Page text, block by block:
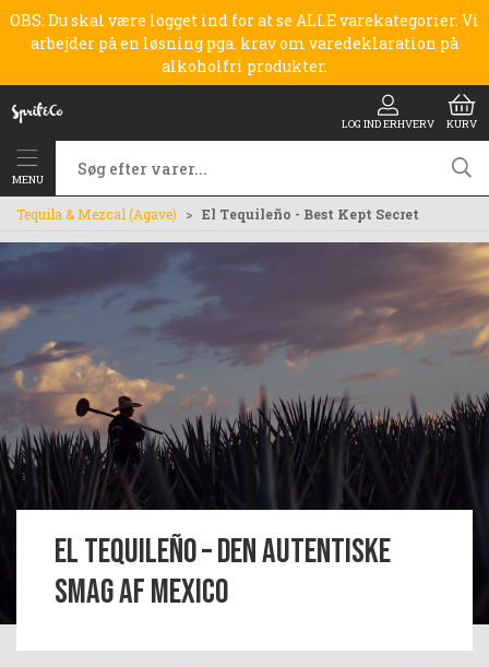
OBS: Du skal være logget ind for at se ALLE varekategorier. Vi
arbejder på en løsning pga. krav om varedeklaration på
alkoholfri produkter.
LOG IND ERHVERV KURV
MENU
Tequila & Mezcal (Agave) El Tequileño - Best Kept Secret
El Tequileño – Den autentiske
smag af Mexico